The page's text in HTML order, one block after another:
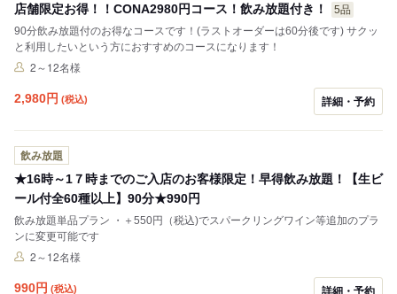
店舗限定お得！！CONA2980円コース！飲み放題付き！
5品
90分飲み放題付のお得なコースです！(ラストオーダーは60分後です) サクッ
と利用したいという方におすすめのコースになります！
2～12名様
2,980円 (税込) 詳細・予約
飲み放題
★16時～1７時までのご入店のお客様限定！早得飲み放題！【生ビ
ール付全60種以上】90分★990円
飲み放題単品プラン ・＋550円（税込)でスパークリングワイン等追加のプラ
ンに変更可能です
2～12名様
990円 (税込) 詳細・予約